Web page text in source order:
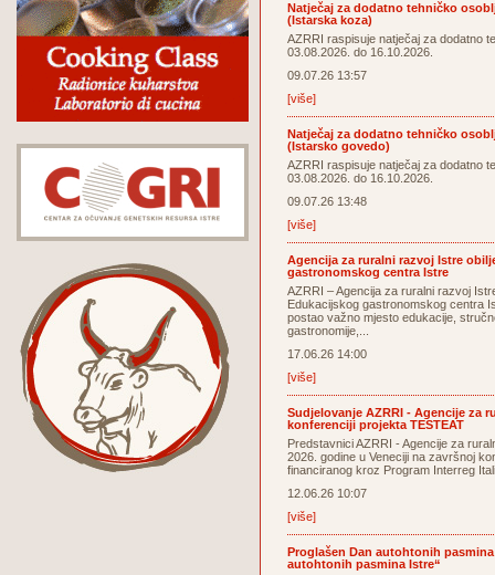
Natječaj za dodatno tehničko
(Istarska koza)
AZRRI raspisuje natječaj za dodatno
03.08.2026. do 16.10.2026.
09.07.26 13:57
[više]
Natječaj za dodatno tehničko
(Istarsko govedo)
AZRRI raspisuje natječaj za dodatno
03.08.2026. do 16.10.2026.
09.07.26 13:48
[više]
Agencija za ruralni razvoj Istre
gastronomskog centra Istre
AZRRI – Agencija za ruralni razvoj
Edukacijskog gastronomskog centra
postao važno mjesto edukacije,
gastronomije,...
17.06.26 14:00
[više]
Sudjelovanje AZRRI - Agencije za
konferenciji projekta TESTEAT
Predstavnici AZRRI - Agencije za
2026. godine u Veneciji na završnoj
financiranog kroz Program Interreg
12.06.26 10:07
[više]
Proglašen Dan autohtonih
autohtonih pasmina Istre“